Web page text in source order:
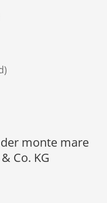
monte mare
Co. KG